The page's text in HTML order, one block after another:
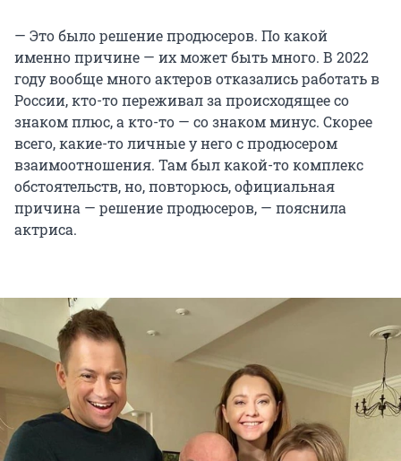
— Это было решение продюсеров. По какой
именно причине — их может быть много. В 2022
году вообще много актеров отказались работать в
России, кто-то переживал за происходящее со
знаком плюс, а кто-то — со знаком минус. Скорее
всего, какие-то личные у него с продюсером
взаимоотношения. Там был какой-то комплекс
обстоятельств, но, повторюсь, официальная
причина — решение продюсеров, — пояснила
актриса.